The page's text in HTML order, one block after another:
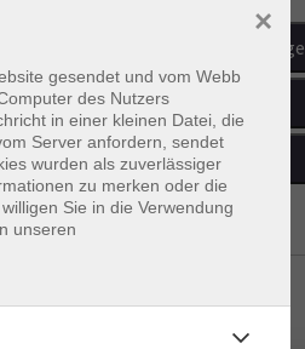
Wochentage
Zeitraum
gesendet und vom Webb
des Nutzers
in einer kleinen Datei, die
Server anfordern, sendet
wurden als zuverlässiger
zu merken oder die
Sie in die Verwendung
unseren
×